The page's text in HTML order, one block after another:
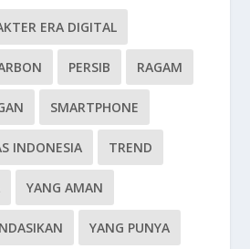
ERA DIGITAL
PERSIB RAGAM
SMARTPHONE
INDONESIA TREND
YANG AMAN
YANG PUNYA